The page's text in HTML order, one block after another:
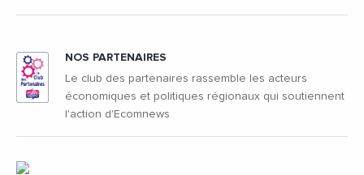
NOS PARTENAIRES
Le club des partenaires rassemble les acteurs
économiques et politiques régionaux qui soutiennent
l'action d'Ecomnews